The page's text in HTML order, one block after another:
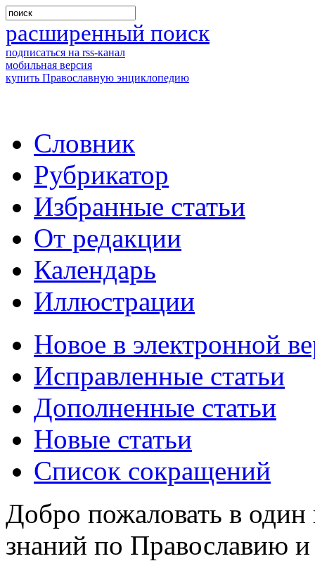
расширенный поиск
подписаться на rss-канал
мобильная версия
купить Православную энциклопедию
Словник
Рубрикатор
Избранные статьи
От редакции
Календарь
Иллюстрации
Новое в электронной
Исправленные статьи
Дополненные статьи
Новые статьи
Список сокращений
Добро пожаловать в
знаний по Православию